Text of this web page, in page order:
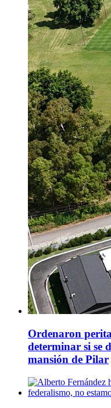
Ordenaron
determinar si se
mansión de Pilar